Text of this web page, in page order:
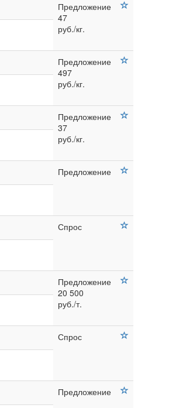
Предложение
47
руб./кг.
Предложение
497
руб./кг.
Предложение
37
руб./кг.
Предложение
Спрос
Предложение
20 500
руб./т.
Спрос
Предложение